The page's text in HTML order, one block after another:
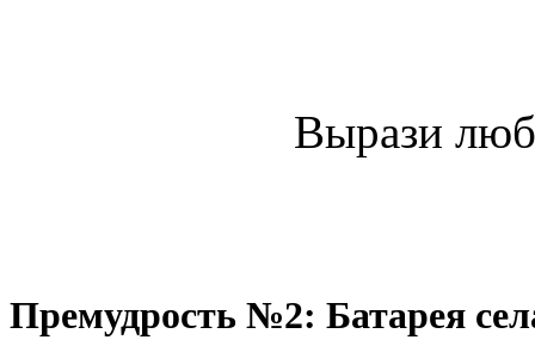
Вырази
Премудрость №2: Батарея